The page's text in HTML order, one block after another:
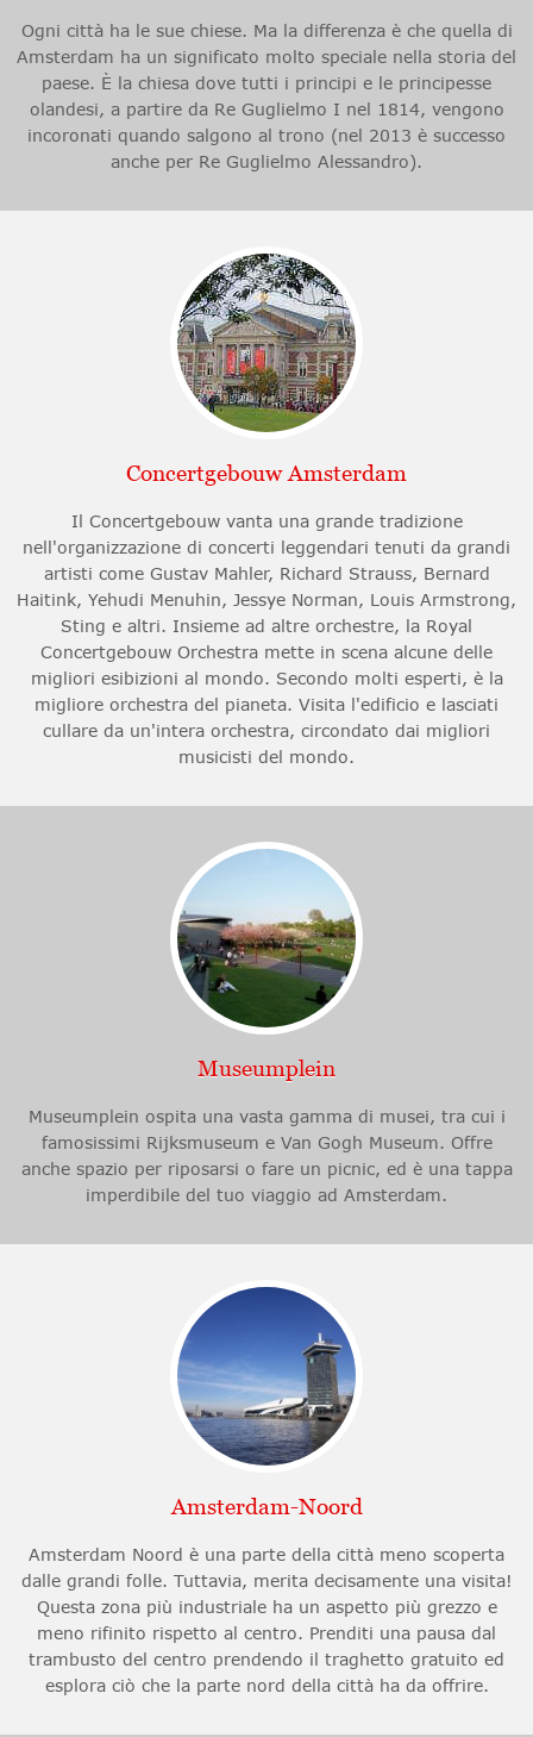
Ogni città ha le sue chiese. Ma la differenza è che quella di
Amsterdam ha un significato molto speciale nella storia del
paese. È la chiesa dove tutti i principi e le principesse
olandesi, a partire da Re Guglielmo I nel 1814, vengono
incoronati quando salgono al trono (nel 2013 è successo
anche per Re Guglielmo Alessandro).
Concertgebouw Amsterdam
Il Concertgebouw vanta una grande tradizione
nell'organizzazione di concerti leggendari tenuti da grandi
artisti come Gustav Mahler, Richard Strauss, Bernard
Haitink, Yehudi Menuhin, Jessye Norman, Louis Armstrong,
Sting e altri. Insieme ad altre orchestre, la Royal
Concertgebouw Orchestra mette in scena alcune delle
migliori esibizioni al mondo. Secondo molti esperti, è la
migliore orchestra del pianeta. Visita l'edificio e lasciati
cullare da un'intera orchestra, circondato dai migliori
musicisti del mondo.
Museumplein
Museumplein ospita una vasta gamma di musei, tra cui i
famosissimi Rijksmuseum e Van Gogh Museum. Offre
anche spazio per riposarsi o fare un picnic, ed è una tappa
imperdibile del tuo viaggio ad Amsterdam.
Amsterdam-Noord
Amsterdam Noord è una parte della città meno scoperta
dalle grandi folle. Tuttavia, merita decisamente una visita!
Questa zona più industriale ha un aspetto più grezzo e
meno rifinito rispetto al centro. Prenditi una pausa dal
trambusto del centro prendendo il traghetto gratuito ed
esplora ciò che la parte nord della città ha da offrire.